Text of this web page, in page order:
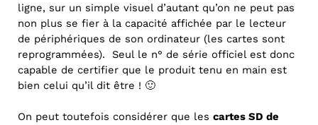
ligne, sur un simple visuel d’autant qu’on ne peut pas
non plus se fier à la capacité affichée par le lecteur
de périphériques de son ordinateur (les cartes sont
reprogrammées). Seul le n° de série officiel est donc
capable de certifier que le produit tenu en main est
bien celui qu’il dit être ! 🙂
On peut toutefois considérer que les cartes SD de